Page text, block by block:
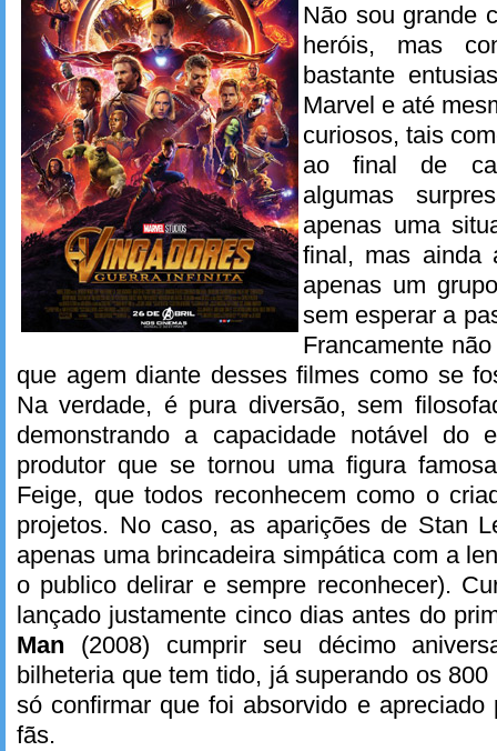
Não sou grande
heróis, mas
bastante
Marvel e até
curiosos, tais
ao final de
algumas
apenas uma
final, mas ainda
apenas um
sem esperar a
Francamente
que agem diante desses filmes como se
Na verdade, é pura diversão, sem
demonstrando a capacidade notável do
produtor que se tornou uma figura
Feige, que todos reconhecem como o
projetos. No caso, as aparições de Stan
apenas uma brincadeira simpática com a
o publico delirar e sempre reconhecer).
lançado justamente cinco dias antes do
Man (2008) cumprir seu décimo
bilheteria que tem tido, já superando os
só confirmar que foi absorvido e apreciado
fãs.